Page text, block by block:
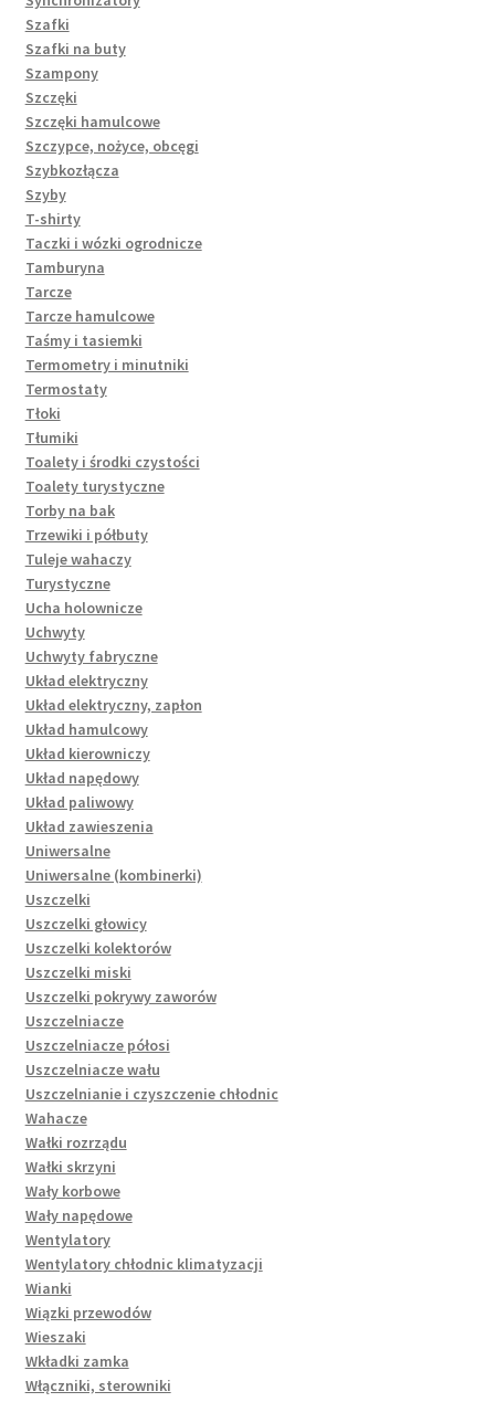
Szafki
Szafki na buty
Szampony
Szczęki
Szczęki hamulcowe
Szczypce, nożyce, obcęgi
Szybkozłącza
Szyby
T-shirty
Taczki i wózki ogrodnicze
Tamburyna
Tarcze
Tarcze hamulcowe
Taśmy i tasiemki
Termometry i minutniki
Termostaty
Tłoki
Tłumiki
Toalety i środki czystości
Toalety turystyczne
Torby na bak
Trzewiki i półbuty
Tuleje wahaczy
Turystyczne
Ucha holownicze
Uchwyty
Uchwyty fabryczne
Układ elektryczny
Układ elektryczny, zapłon
Układ hamulcowy
Układ kierowniczy
Układ napędowy
Układ paliwowy
Układ zawieszenia
Uniwersalne
Uniwersalne (kombinerki)
Uszczelki
Uszczelki głowicy
Uszczelki kolektorów
Uszczelki miski
Uszczelki pokrywy zaworów
Uszczelniacze
Uszczelniacze półosi
Uszczelniacze wału
Uszczelnianie i czyszczenie chłodnic
Wahacze
Wałki rozrządu
Wałki skrzyni
Wały korbowe
Wały napędowe
Wentylatory
Wentylatory chłodnic klimatyzacji
Wianki
Wiązki przewodów
Wieszaki
Wkładki zamka
Włączniki, sterowniki